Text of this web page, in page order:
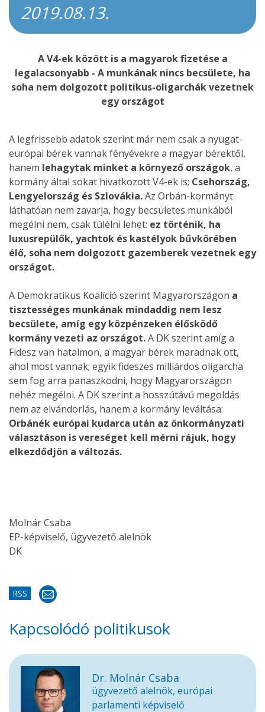
2019.08.13.
A V4-ek között is a magyarok fizetése a
legalacsonyabb - A munkának nincs becsülete, ha
soha nem dolgozott politikus-oligarchák vezetnek
egy országot
A legfrissebb adatok szerint már nem csak a nyugat-
európai bérek vannak fényévekre a magyar bérektől,
hanem lehagytak minket a környező országok, a
kormány által sokat hivatkozott V4-ek is; Csehország,
Lengyelország és Szlovákia.Az Orbán-kormányt
láthatóan nem zavarja, hogy becsületes munkából
megélni nem, csak túlélni lehet: ez történik, ha
luxusrepülők, yachtok és kastélyok bűvkörében
élő, soha nem dolgozott gazemberek vezetnek egy
országot.
A Demokratikus Koalíció szerint Magyarországon a
tisztességes munkának mindaddig nem lesz
becsülete, amíg egy közpénzeken élősködő
kormány vezeti az országot.A DK szerint amíg a
Fidesz van hatalmon, a magyar bérek maradnak ott,
ahol most vannak; egyik fideszes milliárdos oligarcha
sem fog arra panaszkodni, hogy Magyarországon
nehéz megélni. A DK szerint a hosszútávú megoldás
nem az elvándorlás, hanem a kormány leváltása:
Orbánék európai kudarca után az önkormányzati
választáson is vereséget kell mérni rájuk, hogy
elkezdődjön a változás.
Molnár Csaba
EP-képviselő, ügyvezető alelnök
DK
RSS
Kapcsolódó politikusok
Dr. Molnár Csaba
ügyvezető alelnök, európai
parlamenti képviselő